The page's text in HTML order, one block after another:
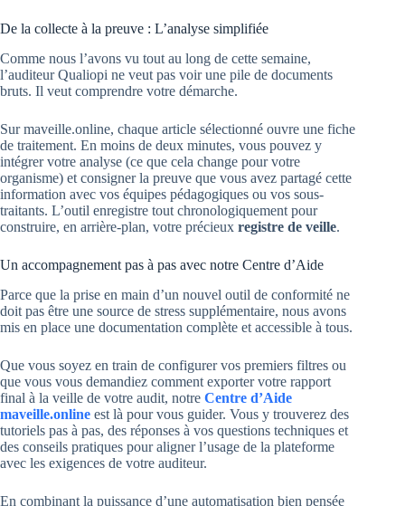
De la collecte à la preuve : L’analyse simplifiée
Comme nous l’avons vu tout au long de cette semaine,
l’auditeur Qualiopi ne veut pas voir une pile de documents
bruts. Il veut comprendre votre démarche.
Sur maveille.online, chaque article sélectionné ouvre une fiche
de traitement. En moins de deux minutes, vous pouvez y
intégrer votre analyse (ce que cela change pour votre
organisme) et consigner la preuve que vous avez partagé cette
information avec vos équipes pédagogiques ou vos sous-
traitants. L’outil enregistre tout chronologiquement pour
construire, en arrière-plan, votre précieux registre de veille.
Un accompagnement pas à pas avec notre Centre d’Aide
Parce que la prise en main d’un nouvel outil de conformité ne
doit pas être une source de stress supplémentaire, nous avons
mis en place une documentation complète et accessible à tous.
Que vous soyez en train de configurer vos premiers filtres ou
que vous vous demandiez comment exporter votre rapport
final à la veille de votre audit, notre Centre d’Aide
maveille.online est là pour vous guider. Vous y trouverez des
tutoriels pas à pas, des réponses à vos questions techniques et
des conseils pratiques pour aligner l’usage de la plateforme
avec les exigences de votre auditeur.
En combinant la puissance d’une automatisation bien pensée